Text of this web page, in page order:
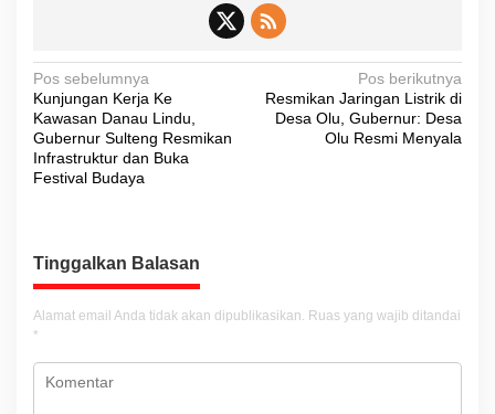
N
a
v
i
s
i
p
o
s
Pos sebelumnya
Kunjungan Kerja Ke
Kawasan Danau Lindu,
Gubernur Sulteng Resmikan
Infrastruktur dan Buka
Festival Budaya
Pos berikutnya
Resmikan Jaringan Listrik di
Desa Olu, Gubernur: Desa
Olu Resmi Menyala
Tinggalkan Balasan
Alamat email Anda tidak akan dipublikasikan. Ruas yang wajib ditandai
*